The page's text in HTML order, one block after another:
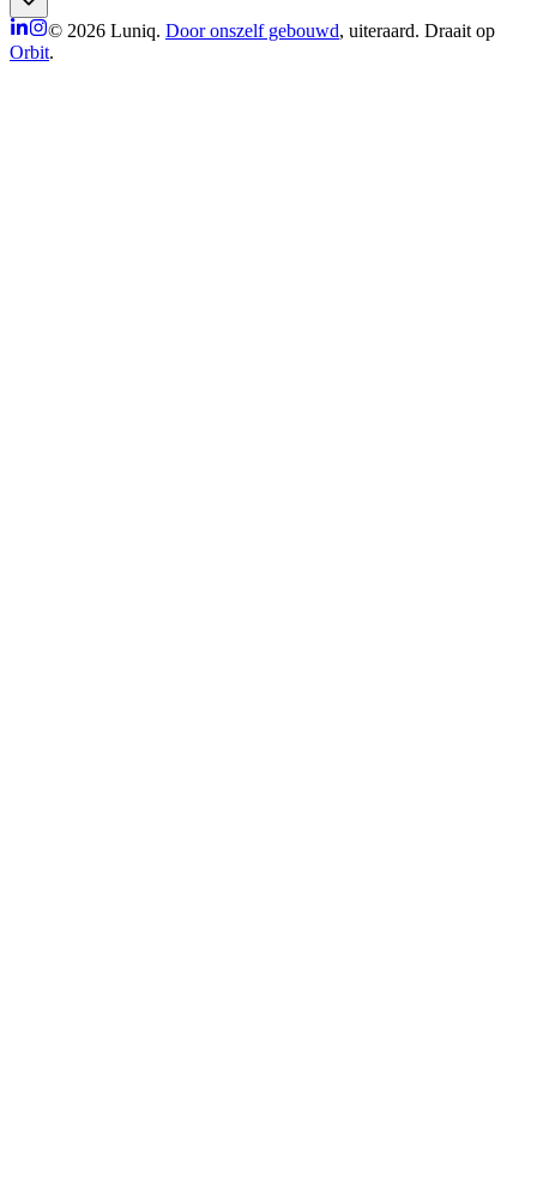
© 2026 Luniq. Door onszelf gebouwd, uiteraard. Draait op
Orbit.